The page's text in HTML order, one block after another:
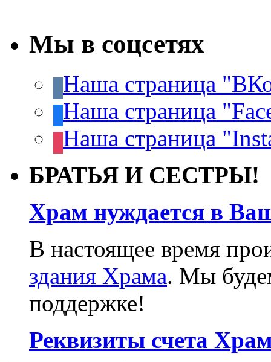
Мы в соцсетях
Наша страница
Наша страница
Наша страница
БРАТЬЯ И СЕСТРЫ!
Храм нуждается в
В настоящее время
здания Храма. Мы
поддержке!
Реквизиты счета